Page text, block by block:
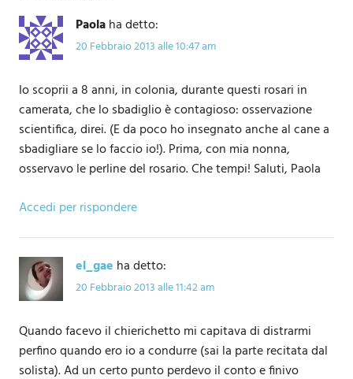
Paolaha detto:
20 Febbraio 2013 alle 10:47 am
Io scoprii a 8 anni, in colonia, durante questi rosari in
camerata, che lo sbadiglio è contagioso: osservazione
scientifica, direi. (E da poco ho insegnato anche al cane a
sbadigliare se lo faccio io!). Prima, con mia nonna,
osservavo le perline del rosario. Che tempi! Saluti, Paola
Accedi per rispondere
el_gae ha detto:
20 Febbraio 2013 alle 11:42 am
Quando facevo il chierichetto mi capitava di distrarmi
perfino quando ero io a condurre (sai la parte recitata dal
solista). Ad un certo punto perdevo il conto e finivo